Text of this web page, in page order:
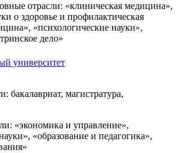
отрасли: «клиническая медицина»,
о здоровье и профилактическая
«психологические науки»,
дело»
университет
бакалавриат, магистратура,
«экономика и управление»,
«образование и педагогика»,